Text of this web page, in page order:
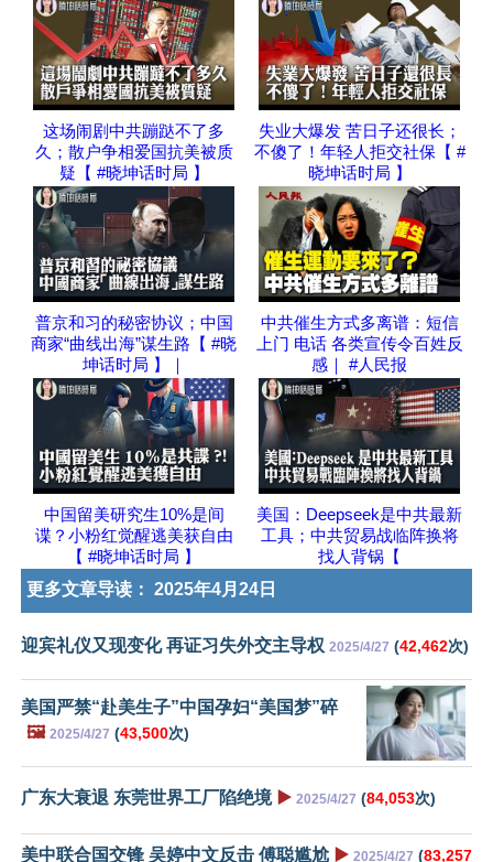
这场闹剧中共蹦跶不了多
久；散户争相爱国抗美被质
疑【 #晓坤话时局 】
失业大爆发 苦日子还很长；
不傻了！年轻人拒交社保【 #
晓坤话时局 】
普京和习的秘密协议；中国
商家“曲线出海”谋生路【 #晓
坤话时局 】｜
中共催生方式多离谱：短信
上门 电话 各类宣传令百姓反
感｜ #人民报
中国留美研究生10%是间
谍？小粉红觉醒逃美获自由
【 #晓坤话时局 】
美国：Deepseek是中共最新
工具；中共贸易战临阵换将
找人背锅【
更多文章导读： 2025年4月24日
迎宾礼仪又现变化 再证习失外交主导权 2025/4/27 (42,462次)
美国严禁“赴美生子”中国孕妇“美国梦”碎
🖼️ 2025/4/27 (43,500次)
广东大衰退 东莞世界工厂陷绝境 ▶️ 2025/4/27 (84,053次)
美中联合国交锋 吴婷中文反击 傅聪尴尬 ▶️ 2025/4/27 (83,257